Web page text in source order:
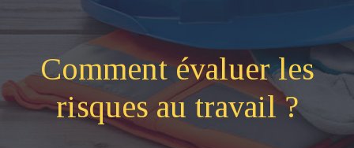
Comment évaluer les
risques au travail ?